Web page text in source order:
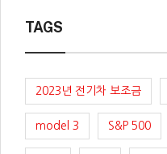
TAGS
2023년 전기차 보조금
model 3 S&P 500